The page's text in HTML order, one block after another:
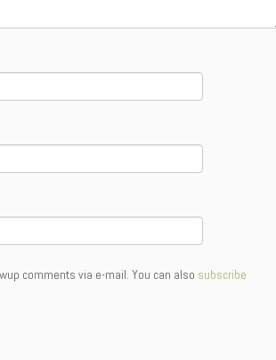
comments via e-mail. You can also subscribe